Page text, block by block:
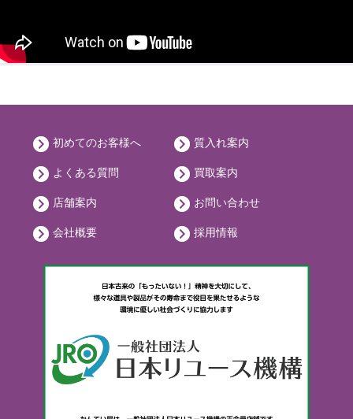
初めてのお客様へ 質入れ案内
よくある質問 買取案内
店舗案内 お問い合わせ
会社概要 採用情報